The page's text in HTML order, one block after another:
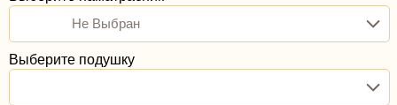
Не Выбран
Выберите подушку